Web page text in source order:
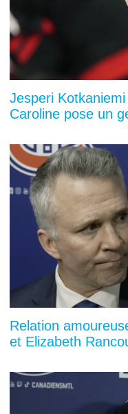
Jesperi
Caroline pose un
Relation
et Elizabeth